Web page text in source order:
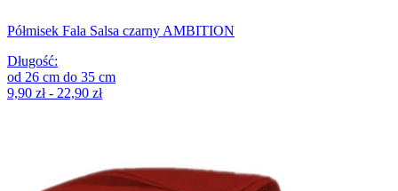
Półmisek Fala Salsa czarny AMBITION
Długość:
od 26 cm do 35 cm
9,90 zł - 22,90 zł